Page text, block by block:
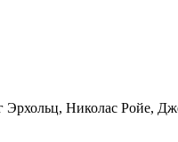
Николас Ройе,